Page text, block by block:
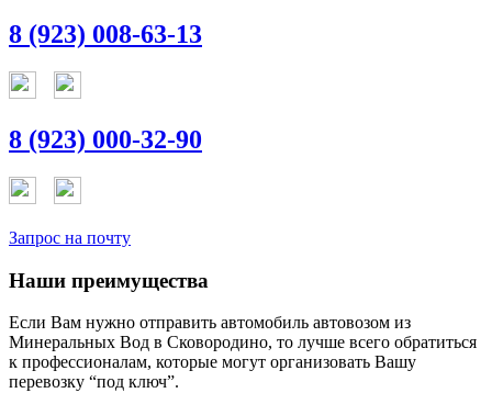
8 (923) 008-63-13
8 (923) 000-32-90
Запрос на почту
Наши преимущества
Если Вам нужно отправить автомобиль автовозом из
Минеральных Вод в Сковородино, то лучше всего обратиться
к профессионалам, которые могут организовать Вашу
перевозку “под ключ”.